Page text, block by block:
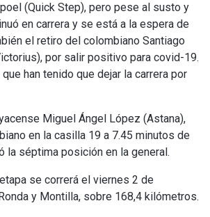
(Quick Step), pero pese al susto y
en carrera y se está a la espera de
el retiro del colombiano Santiago
por salir positivo para covid-19.
han tenido que dejar la carrera por
Miguel Ángel López (Astana),
en la casilla 19 a 7.45 minutos de
la séptima posición en la general.
se correrá el viernes 2 de
y Montilla, sobre 168,4 kilómetros.